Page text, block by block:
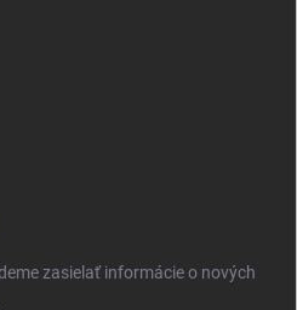
zasielať informácie o nových